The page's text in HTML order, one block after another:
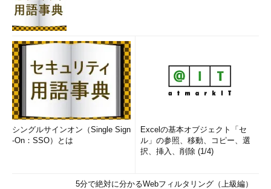
シングルサインオン（Single Sign
-On：SSO）とは
Excelの基本オブジェクト「セ
ル」の参照、移動、コピー、選
択、挿入、削除 (1/4)
5分で絶対に分かるWebフィルタリング（上級編）